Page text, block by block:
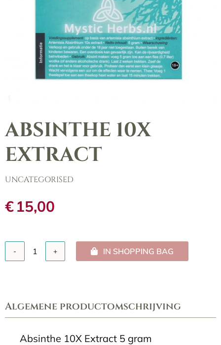
ABSINTHE 10X
EXTRACT
UNCATEGORISED
€15,00
Absinthe
IN SHOPPING BAG
Algemene productomschrijving
Absinthe 10X Extract 5 gram